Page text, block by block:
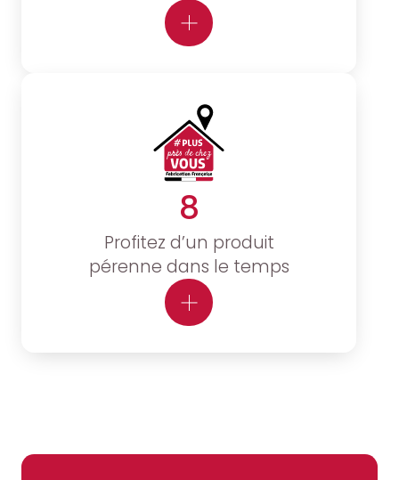
8
Profitez d’un produit
pérenne dans le temps